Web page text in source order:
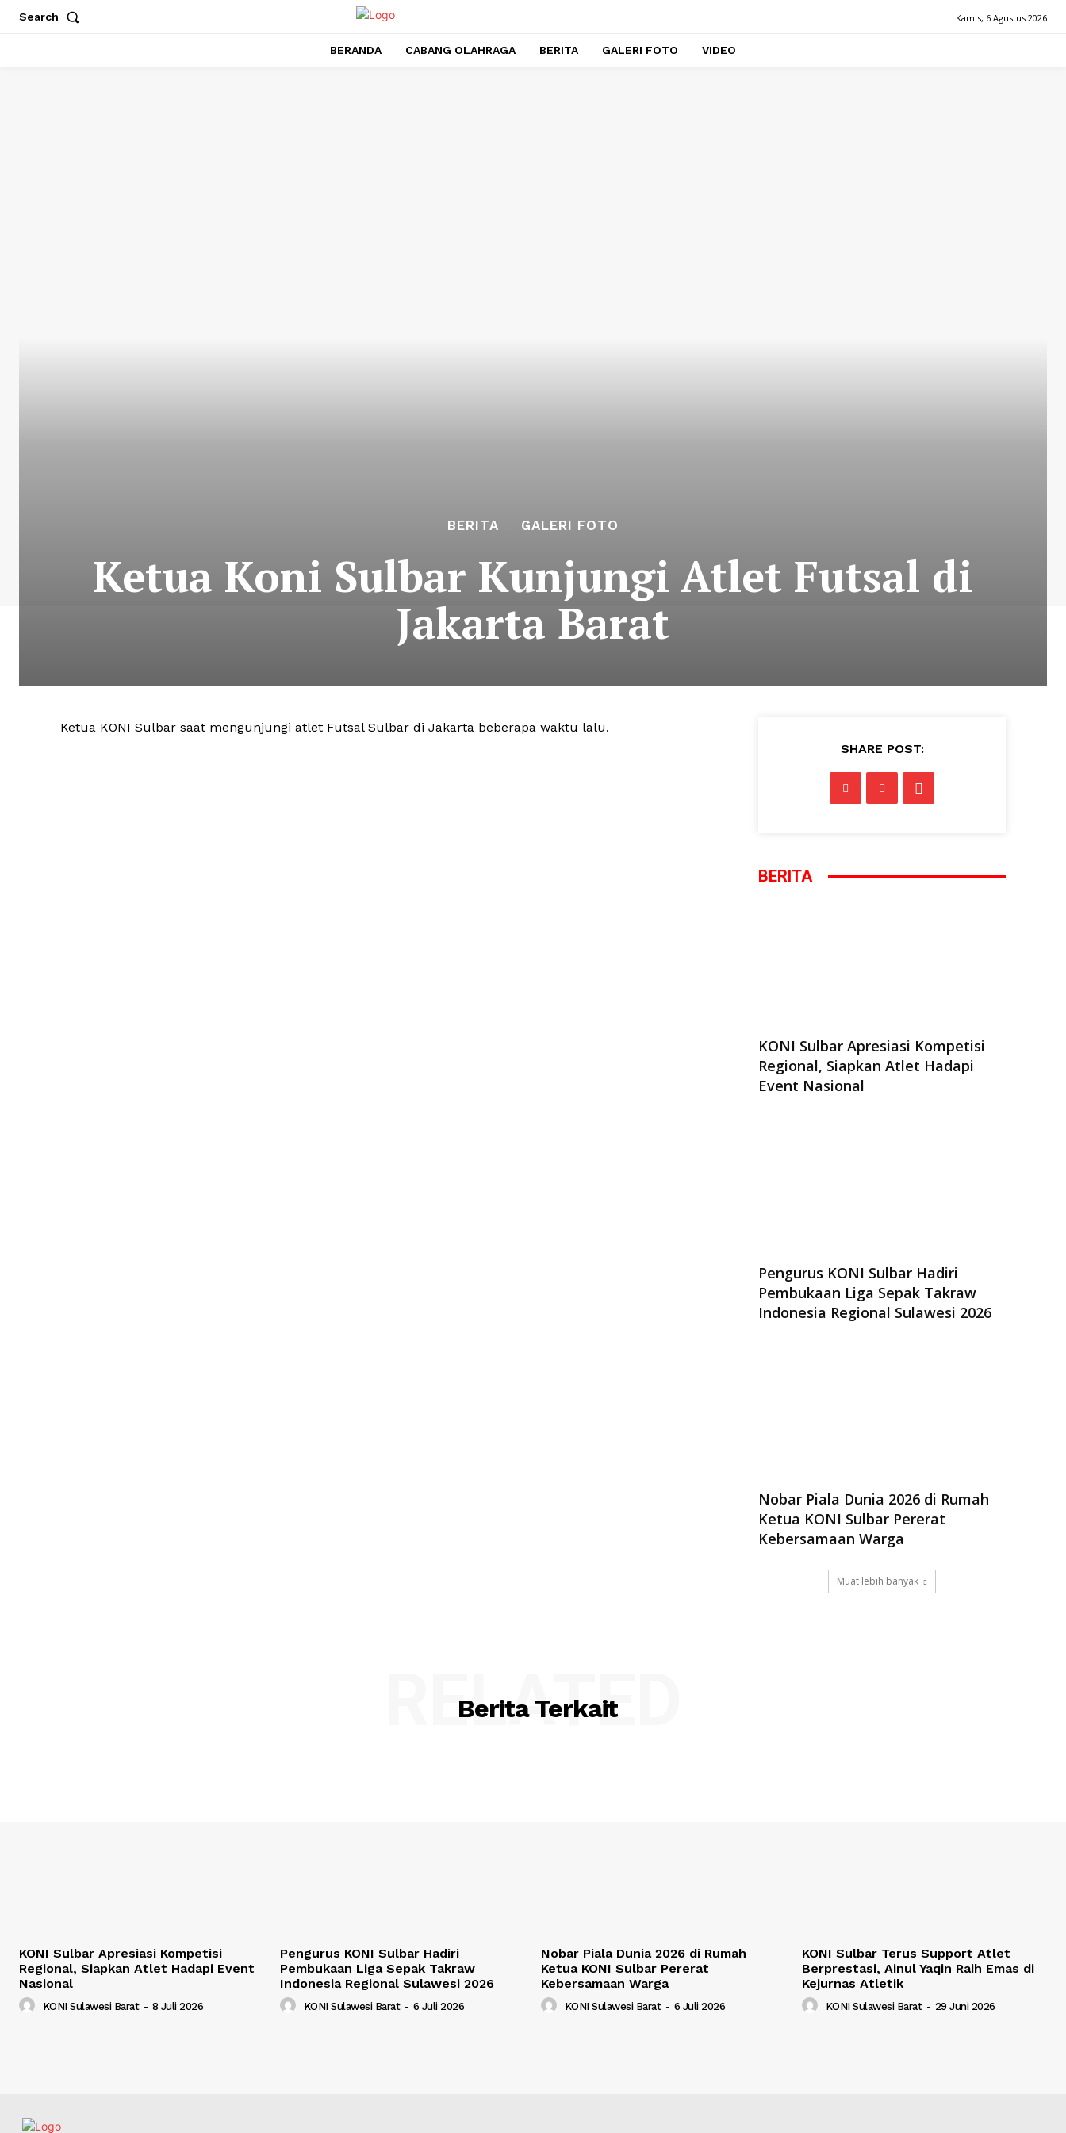
Search Kamis, 6 Agustus 2026
BERANDA CABANG OLAHRAGA BERITA GALERI FOTO VIDEO
BERITA GALERI FOTO
Ketua Koni Sulbar Kunjungi Atlet Futsal di
Jakarta Barat
Ketua KONI Sulbar saat mengunjungi atlet Futsal Sulbar di Jakarta beberapa waktu lalu.
SHARE POST:
BERITA
KONI Sulbar Apresiasi Kompetisi
Regional, Siapkan Atlet Hadapi
Event Nasional
Pengurus KONI Sulbar Hadiri
Pembukaan Liga Sepak Takraw
Indonesia Regional Sulawesi 2026
Nobar Piala Dunia 2026 di Rumah
Ketua KONI Sulbar Pererat
Kebersamaan Warga
Muat lebih banyak
Berita Terkait
RELATED
KONI Sulbar Apresiasi Kompetisi
Regional, Siapkan Atlet Hadapi Event
Nasional
KONI Sulawesi Barat - 8 Juli 2026
Pengurus KONI Sulbar Hadiri
Pembukaan Liga Sepak Takraw
Indonesia Regional Sulawesi 2026
KONI Sulawesi Barat - 6 Juli 2026
Nobar Piala Dunia 2026 di Rumah
Ketua KONI Sulbar Pererat
Kebersamaan Warga
KONI Sulawesi Barat - 6 Juli 2026
KONI Sulbar Terus Support Atlet
Berprestasi, Ainul Yaqin Raih Emas di
Kejurnas Atletik
KONI Sulawesi Barat - 29 Juni 2026